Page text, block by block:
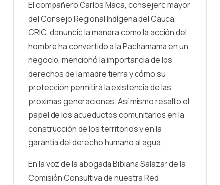
El compañero Carlos Maca, consejero mayor
del Consejo Regional Indígena del Cauca,
CRIC, denunció la manera cómo la acción del
hombre ha convertido a la Pachamama en un
negocio, mencionó la importancia de los
derechos de la madre tierra y cómo su
protección permitirá la existencia de las
próximas generaciones. Así mismo resaltó el
papel de los acueductos comunitarios en la
construcción de los territorios y en la
garantía del derecho humano al agua.
En la voz de la abogada Bibiana Salazar de la
Comisión Consultiva de nuestra Red